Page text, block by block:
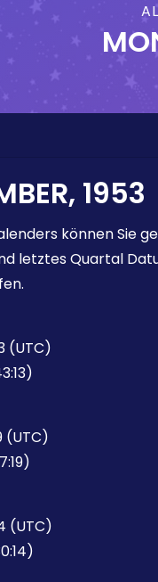
1953
können Sie
letztes Quartal
(UTC)
(UTC)
(UTC)